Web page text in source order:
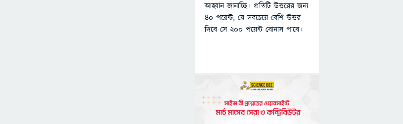
আহ্বান জানাচ্ছি। প্রতিটি উত্তরের জন্য
৪০ পয়েন্ট, যে সবচেয়ে বেশি উত্তর
দিবে সে ২০০ পয়েন্ট বোনাস পাবে।